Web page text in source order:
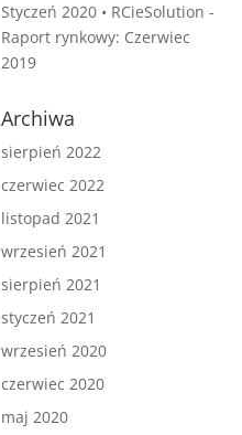
Styczeń 2020 • RCieSolution -
Raport rynkowy: Czerwiec
2019
Archiwa
sierpień 2022
czerwiec 2022
listopad 2021
wrzesień 2021
sierpień 2021
styczeń 2021
wrzesień 2020
czerwiec 2020
maj 2020